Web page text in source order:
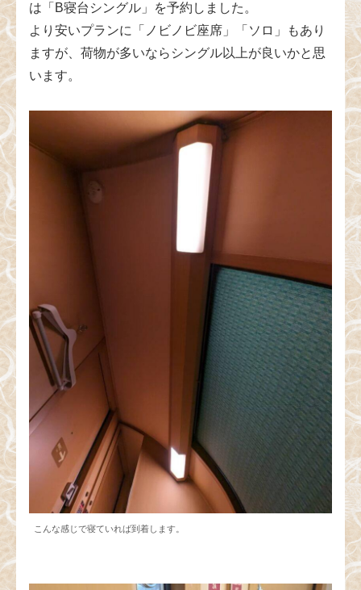
は「B寝台シングル」を予約しました。
より安いプランに「ノビノビ座席」「ソロ」もあり
ますが、荷物が多いならシングル以上が良いかと思
います。
こんな感じで寝ていれば到着します。